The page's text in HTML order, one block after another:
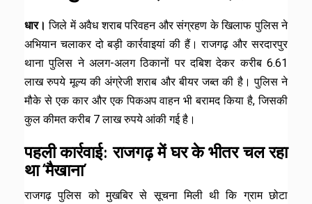
धार। जिले में अवैध शराब परिवहन और संग्रहण के खिलाफ पुलिस ने
अभियान चलाकर दो बड़ी कार्रवाइयां की हैं। राजगढ़ और सरदारपुर
थाना पुलिस ने अलग-अलग ठिकानों पर दबिश देकर करीब 6.61
लाख रुपये मूल्य की अंग्रेजी शराब और बीयर जब्त की है। पुलिस ने
मौके से एक कार और एक पिकअप वाहन भी बरामद किया है, जिसकी
कुल कीमत करीब 7 लाख रुपये आंकी गई है।
पहली कार्रवाई: राजगढ़ में घर के भीतर चल रहा
था ‘मैखाना’
राजगढ़ पुलिस को मुखबिर से सूचना मिली थी कि ग्राम छोटा